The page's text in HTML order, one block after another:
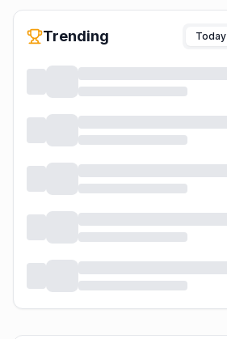
Trending Today